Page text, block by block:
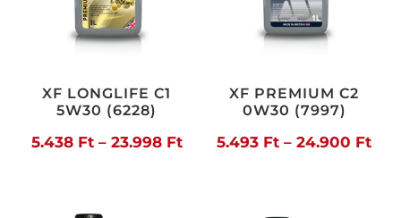
XF LONGLIFE C1
5W30 (6228)
5.438 Ft – 23.998 FtÁrtartomány:
XF PREMIUM C2
0W30 (7997)
5.493 Ft – 24.900 Ft